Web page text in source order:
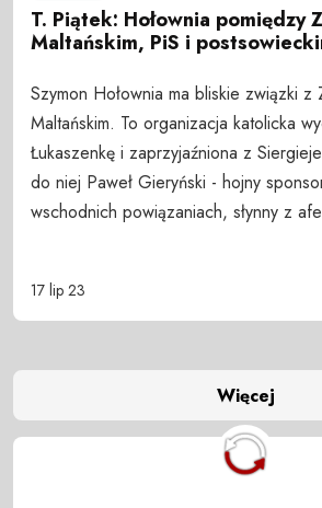
T. Piątek: Hołownia pomiędzy
Maltańskim, PiS i
Szymon Hołownia ma bliskie związki z
Maltańskim. To organizacja katolicka
Łukaszenkę i zaprzyjaźniona z
do niej Paweł Gieryński - hojny
wschodnich powiązaniach, słynny z
17 lip 23
Więcej